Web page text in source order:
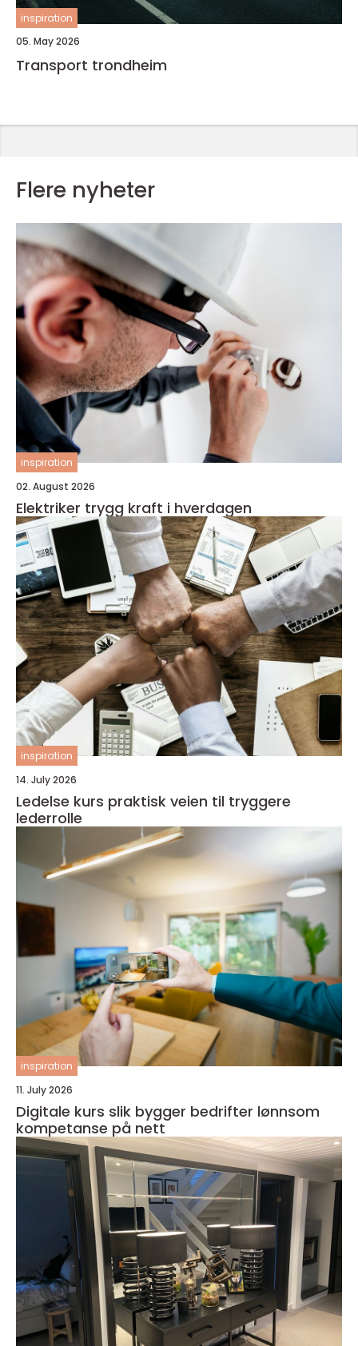
inspiration
05. May 2026
Transport trondheim
Flere nyheter
inspiration
02. August 2026
Elektriker trygg kraft i hverdagen
inspiration
14. July 2026
Ledelse kurs praktisk veien til tryggere
lederrolle
inspiration
11. July 2026
Digitale kurs slik bygger bedrifter lønnsom
kompetanse på nett